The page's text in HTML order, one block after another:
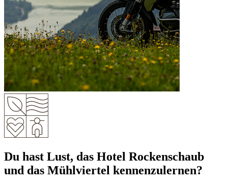
Du hast Lust, das Hotel Rockenschaub
und das Mühlviertel kennenzulernen?